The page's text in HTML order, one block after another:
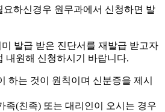
요하신경우 원무과에서 신청하면 발
미 발급 받은 진단서를 재발급 받고자
내원해 신청하시기 바랍니다.
하는 것이 원칙이며 신분증을 제시
족(친족) 또는 대리인이 오시는 경우